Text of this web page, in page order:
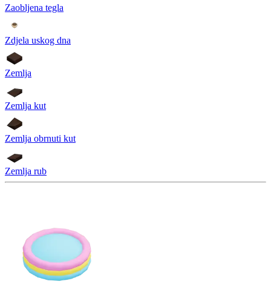
Zaobljena tegla
Zdjela uskog dna
Zemlja
Zemlja kut
Zemlja obrnuti kut
Zemlja rub